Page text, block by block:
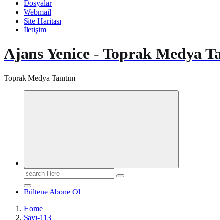
Dosyalar
Webmail
Site Haritası
İletişim
Ajans Yenice - Toprak Medya
Toprak Medya Tanıtım
Search
for:
Bültene Abone Ol
Home
Sayı-113